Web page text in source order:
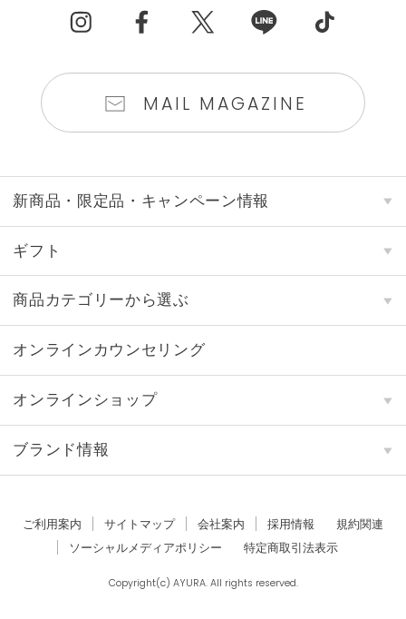
MAIL MAGAZINE
新商品・限定品・キャンペーン情報
ギフト
商品カテゴリーから選ぶ
オンラインカウンセリング
オンラインショップ
ブランド情報
ご利用案内 サイトマップ 会社案内 採用情報
規約関連
ソーシャルメディアポリシー
特定商取引法表示
Copyright(c) AYURA. All rights reserved.